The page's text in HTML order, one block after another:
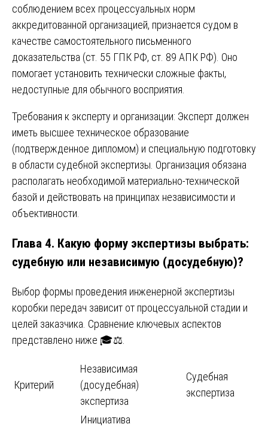
соблюдением всех процессуальных норм
аккредитованной организацией, признается судом в
качестве самостоятельного письменного
доказательства (ст. 55 ГПК РФ, ст. 89 АПК РФ). Оно
помогает установить технически сложные факты,
недоступные для обычного восприятия.
Требования к эксперту и организации: Эксперт должен
иметь высшее техническое образование
(подтвержденное дипломом) и специальную подготовку
в области судебной экспертизы. Организация обязана
располагать необходимой материально-технической
базой и действовать на принципах независимости и
объективности.
Глава 4. Какую форму экспертизы выбрать:
судебную или независимую (досудебную)?
Выбор формы проведения инженерной экспертизы
коробки передач зависит от процессуальной стадии и
целей заказчика. Сравнение ключевых аспектов
представлено ниже 🎓⚖️.
Критерий
Независимая
(досудебная)
экспертиза
Судебная
экспертиза
Инициатива